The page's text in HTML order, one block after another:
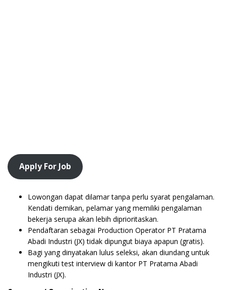
Apply For Job
Lowongan dapat dilamar tanpa perlu syarat pengalaman.
Kendati demikan, pelamar yang memiliki pengalaman
bekerja serupa akan lebih diprioritaskan.
Pendaftaran sebagai Production Operator PT Pratama
Abadi Industri (JX) tidak dipungut biaya apapun (gratis).
Bagi yang dinyatakan lulus seleksi, akan diundang untuk
mengikuti test interview di kantor PT Pratama Abadi
Industri (JX).